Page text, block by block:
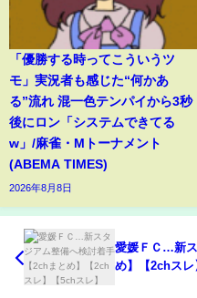
「優勝する時ってこういうツ
モ」実況者も感じた“何かあ
る”流れ 混一色テンパイから3秒
後にロン「システムできてる
w」/麻雀・Mトーナメント
(ABEMA TIMES)
2026年8月8日
愛媛ＦＣ…新
め】【2chスレ